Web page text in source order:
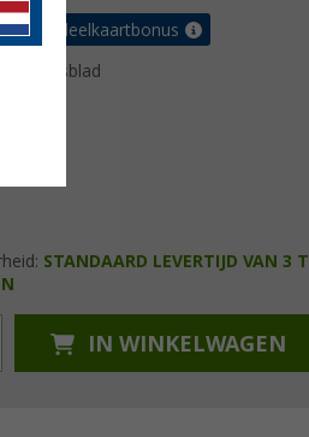
de voordeelkaartbonus
STANDAARD LEVERTIJD VAN 3
IN WINKELWAGEN